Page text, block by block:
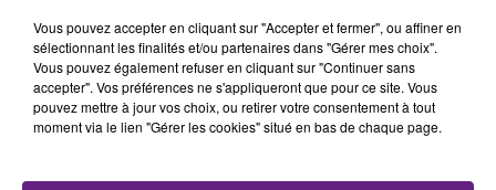
département.
Publié : 9 janvier 2025 à 8h58 par Fabrice Aubry
Vous pouvez accepter en cliquant sur "Accepter et fermer", ou affiner en
sélectionnant les finalités et/ou partenaires dans "Gérer mes choix".
Vous pouvez également refuser en cliquant sur "Continuer sans
accepter". Vos préférences ne s'appliqueront que pour ce site. Vous
pouvez mettre à jour vos choix, ou retirer votre consentement à tout
moment via le lien "Gérer les cookies" situé en bas de chaque page.